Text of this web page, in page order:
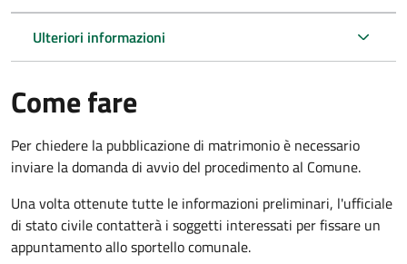
Ulteriori informazioni
Come fare
Per chiedere la pubblicazione di matrimonio è necessario
inviare la domanda di avvio del procedimento al Comune.
Una volta ottenute tutte le informazioni preliminari, l'ufficiale
di stato civile contatterà i soggetti interessati per fissare un
appuntamento allo sportello comunale.